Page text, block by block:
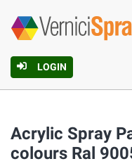
LOGIN
Acrylic Spray
colours Ral